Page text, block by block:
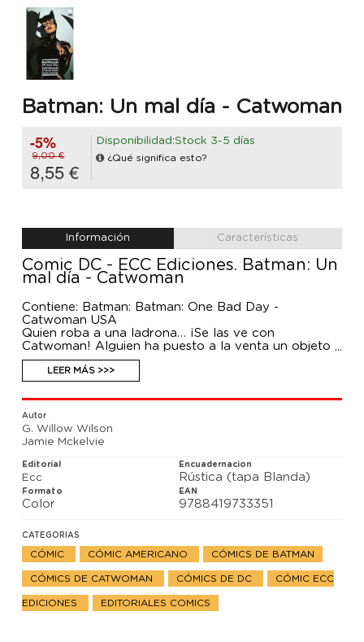
Batman: Un mal día - Catwoman
-5%
9,00 €
8,55 €
Disponibilidad:Stock 3-5 días
¿Qué significa esto?
Información Características
Comic DC - ECC Ediciones. Batman: Un
mal día - Catwoman
Contiene: Batman: Batman: One Bad Day -
Catwoman USA
Quien roba a una ladrona… ¡Se las ve con
Catwoman! Alguien ha puesto a la venta un objeto
de su pasado. Y Selina Kyle está dispuesta a
recuperarlo usando sus propios métodos. Las
estrellas G. Willow Wilson y Jamie Mckelvie cuentan
la historia que marcó de por vida a la gata más
famosa de Gotham.
LEER MÁS >>>
Autor
G. Willow Wilson
Jamie Mckelvie
Editorial
Ecc
Encuadernacion
Rústica (tapa Blanda)
Formato
Color
EAN
9788419733351
CATEGORIAS
CÓMIC CÓMIC AMERICANO CÓMICS DE BATMAN
CÓMICS DE CATWOMAN CÓMICS DE DC CÓMIC ECC
EDICIONES EDITORIALES COMICS